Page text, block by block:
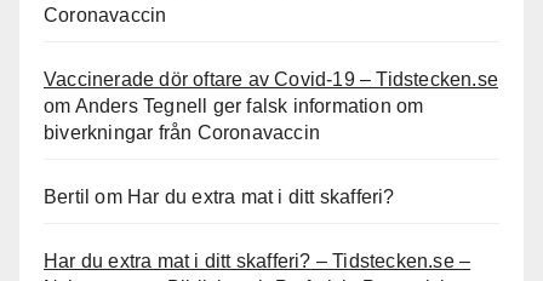
Coronavaccin
Vaccinerade dör oftare av Covid-19 – Tidstecken.se
om Anders Tegnell ger falsk information om
biverkningar från Coronavaccin
Bertil om Har du extra mat i ditt skafferi?
Har du extra mat i ditt skafferi? – Tidstecken.se –